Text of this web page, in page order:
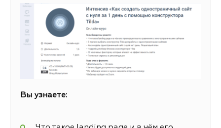
Вы узнаете: